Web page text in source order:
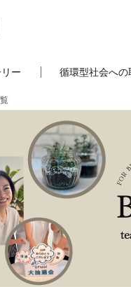
ー 循環型社会への